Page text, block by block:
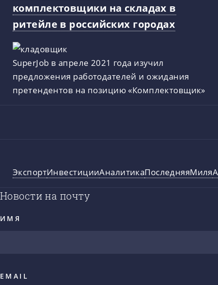
комплектовщики на складах в
ритейле в российских городах
SuperJob в апреле 2021 года изучил
предложения работодателей и ожидания
претендентов на позицию «Комплектовщик»
ЭкспортИнвестицииАналитикаПоследняяМиля
Новости на почту
ИМЯ
EMAIL